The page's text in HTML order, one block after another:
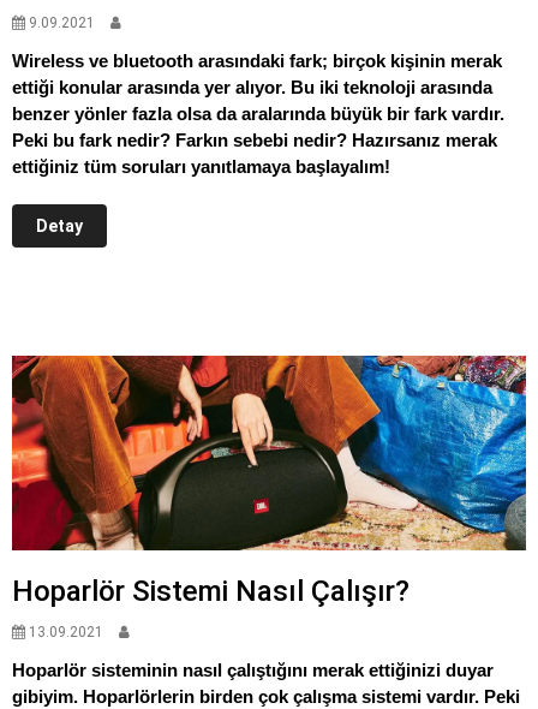
9.09.2021
Wireless ve bluetooth arasındaki fark; birçok kişinin merak
ettiği konular arasında yer alıyor. Bu iki teknoloji arasında
benzer yönler fazla olsa da aralarında büyük bir fark vardır.
Peki bu fark nedir? Farkın sebebi nedir? Hazırsanız merak
ettiğiniz tüm soruları yanıtlamaya başlayalım!
Detay
Hoparlör Sistemi Nasıl Çalışır?
13.09.2021
Hoparlör sisteminin nasıl çalıştığını merak ettiğinizi duyar
gibiyim. Hoparlörlerin birden çok çalışma sistemi vardır. Peki